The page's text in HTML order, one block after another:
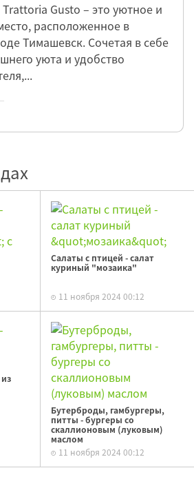
Gusto – это уютное и
расположенное в
Тимашевск. Сочетая в себе
уюта и удобство
Салаты с птицей - салат
куриный "мозаика"
11 ноября 2024 00:12
Бутерброды, гамбургеры,
питты - бургеры со
скаллионовым (луковым)
маслом
11 ноября 2024 00:12